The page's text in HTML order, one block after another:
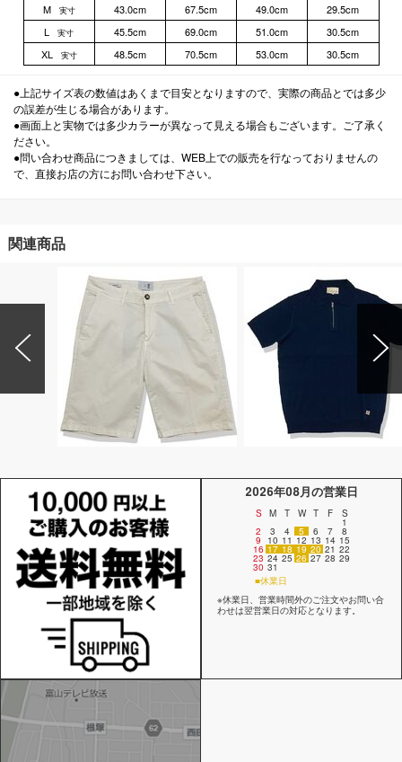
M実寸 43.0cm 67.5cm 49.0cm
29.5cm
L
実寸 45.5cm 69.0cm 51.0cm
30.5cm
XL
実寸 48.5cm 70.5cm 53.0cm 30.5cm
●上記サイズ表の数値はあくまで目安となりますので、実際の商品とでは多少
の誤差が生じる場合があります。
●画面上と実物では多少カラーが異なって見える場合もございます。ご了承く
ださい。
●問い合わせ商品につきましては、WEB上での販売を行なっておりませんの
で、直接お店の方にお問い合わせ下さい。
関連商品
2026年08月の営業日
S M T W T F S
1
2 3 4 5 6 7 8
9 10 11 12 13 14 15
16 17 18 19 20 21 22
23 24 25 26 27 28 29
30 31
■休業日
※休業日、営業時間外のご注文やお問い合
わせは翌営業日の対応となります。